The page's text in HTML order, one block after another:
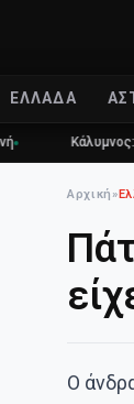
ΕΛΛΆΔΑ
Κάλυμνος: Σε
Αρχική »
Ο